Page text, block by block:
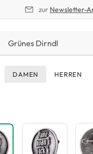
zur Newsletter-
DAMEN HERREN